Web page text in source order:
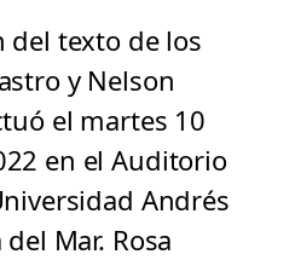
del texto de los
y Nelson
el martes 10
en el Auditorio
Andrés
Mar. Rosa